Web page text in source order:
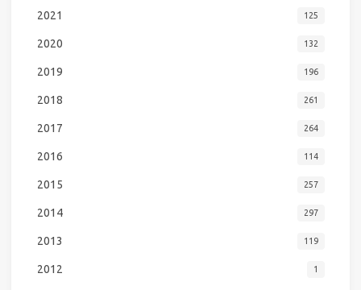
2021 125
2020 132
2019 196
2018 261
2017 264
2016 114
2015 257
2014 297
2013 119
2012 1